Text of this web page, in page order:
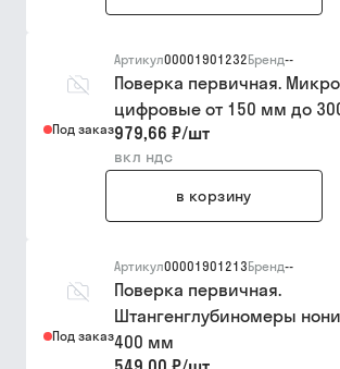
Под заказ
Артикул00001901232Бренд--
Поверка первичная.
цифровые от 150 мм до
979,66 ₽/шт
вкл ндс
в корзину
Под заказ
Артикул00001901213Бренд--
Поверка первичная.
Штангенглубиномеры
400 мм